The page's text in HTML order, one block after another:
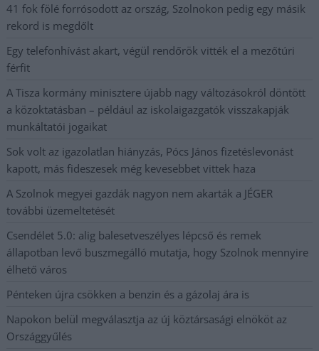
41 fok fölé forrósodott az ország, Szolnokon pedig egy másik
rekord is megdőlt
Egy telefonhívást akart, végül rendőrök vitték el a mezőtúri
férfit
A Tisza kormány minisztere újabb nagy változásokról döntött
a közoktatásban – például az iskolaigazgatók visszakapják
munkáltatói jogaikat
Sok volt az igazolatlan hiányzás, Pócs János fizetéslevonást
kapott, más fideszesek még kevesebbet vittek haza
A Szolnok megyei gazdák nagyon nem akarták a JÉGER
további üzemeltetését
Csendélet 5.0: alig balesetveszélyes lépcső és remek
állapotban levő buszmegálló mutatja, hogy Szolnok mennyire
élhető város
Pénteken újra csökken a benzin és a gázolaj ára is
Napokon belül megválasztja az új köztársasági elnököt az
Országgyűlés